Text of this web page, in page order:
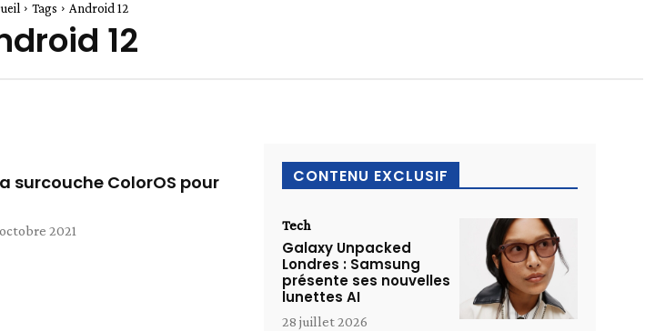
Tags Android 12
12
surcouche ColorOS pour
2021
CONTENU EXCLUSIF
Tech
Galaxy Unpacked
Londres : Samsung
présente ses nouvelles
lunettes AI
28 juillet 2026